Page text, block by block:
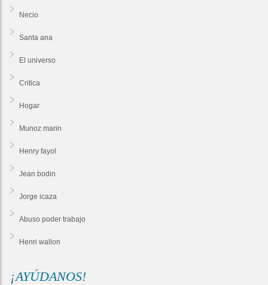
Necio
Santa ana
El universo
Critica
Hogar
Munoz marin
Henry fayol
Jean bodin
Jorge icaza
Abuso poder trabajo
Henri wallon
¡AYÚDANOS!